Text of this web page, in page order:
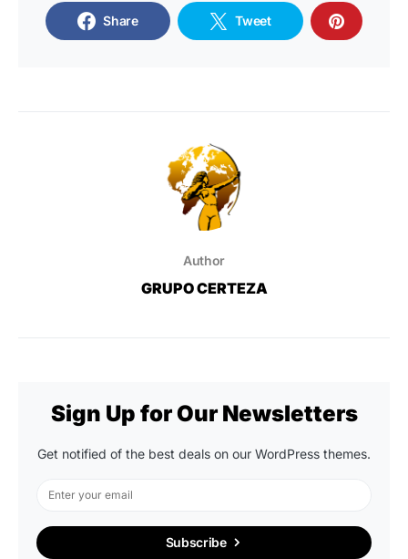
Share Tweet
Author
GRUPO CERTEZA
Sign Up for Our Newsletters
Get notified of the best deals on our WordPress themes.
Subscribe